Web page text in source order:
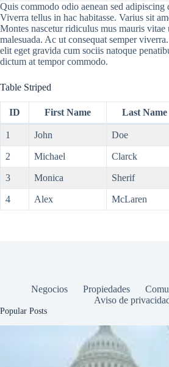
Quis commodo odio aenean sed adipiscing
Viverra tellus in hac habitasse. Varius sit
Montes nascetur ridiculus mus mauris
malesuada. Ac ut consequat semper
elit eget gravida cum sociis natoque
dictum at tempor commodo.
Table Striped
ID First Name Last Name
1 John Doe
2 Michael Clarck
3 Monica Sherif
4 Alex McLaren
Negocios Propiedades
Aviso de
Popular Posts